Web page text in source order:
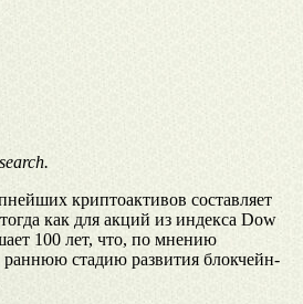
криптоактивов составляет
как для акций из индекса Dow
100 лет, что, по мнению
раннюю стадию развития блокчейн-